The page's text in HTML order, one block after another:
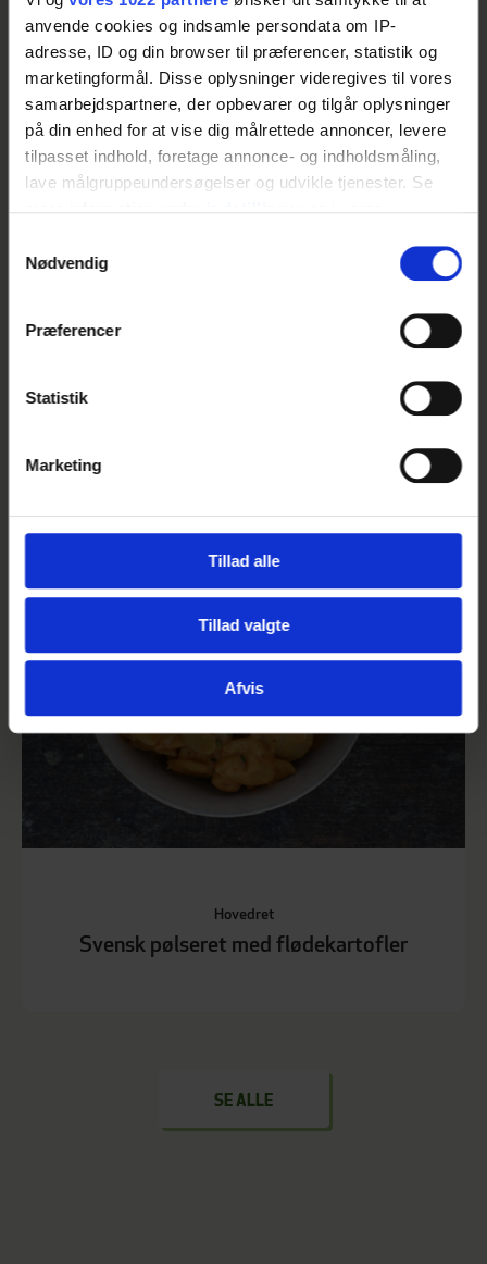
anvende cookies og indsamle persondata om IP-
adresse, ID og din browser til præferencer, statistik og
marketingformål. Disse oplysninger videregives til vores
samarbejdspartnere, der opbevarer og tilgår oplysninger
på din enhed for at vise dig målrettede annoncer, levere
tilpasset indhold, foretage annonce- og indholdsmåling,
lave målgruppeundersøgelser og udvikle tjenester. Se
tilbage eller ændre indstillinger fra vores
"Cookiedeklaration", eller ved at trykke på "Privacy
Indsamle præcise oplysninger om din placering, der
dens unikke karakteristika (fingerprinting)
Vi bruger cookies til at tilpasse vores indhold og
annoncer, til at vise dig funktioner til sociale medier og til
at analysere vores trafik. Vi deler også oplysninger om
for sociale medier, annonceringspartnere og
analysepartnere. Vores partnere kan kombinere disse
data med andre oplysninger, du har givet dem, eller som
de har indsamlet fra din brug af deres tjenester.
Nødvendig
Præferencer
Statistik
Marketing
Tillad alle
Tillad valgte
Afvis
Gourmet kartoffelmad med varmrøget
Hovedret
Svensk pølseret med flødekartofler
SE ALLE